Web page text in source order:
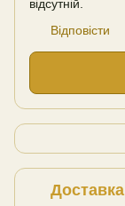
відсутній.
Відповісти
Доставка